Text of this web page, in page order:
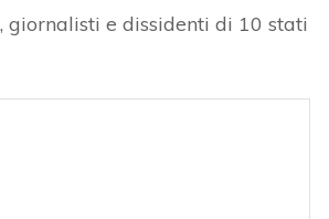
giornalisti e dissidenti di 10 stati